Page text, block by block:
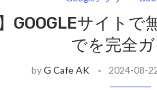
GOOGLEサイト
でを完全
byG Cafe AK 2024-08-